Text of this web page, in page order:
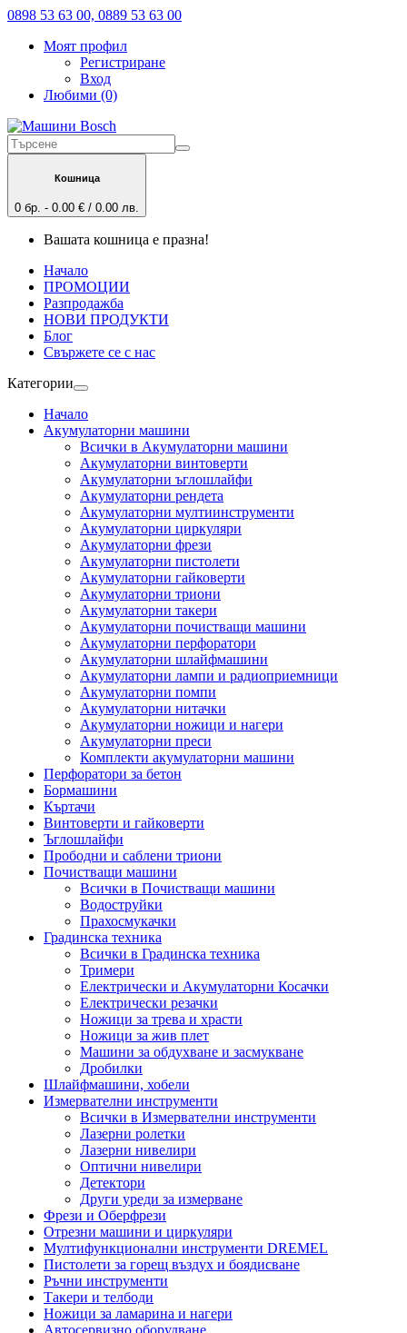
0898 53 63 00, 0889 53 63 00
Моят профил
Регистриране
Вход
Любими (0)
Кошница
0 бр. - 0.00 € / 0.00 лв.
Вашата кошница е празна!
Начало
ПРОМОЦИИ
Разпродажба
НОВИ ПРОДУКТИ
Блог
Свържете се с нас
Категории
Начало
Акумулаторни машини
Всички в Акумулаторни машини
Акумулаторни винтоверти
Акумулаторни ъглошлайфи
Акумулаторни рендета
Акумулаторни мултиинструменти
Акумулаторни циркуляри
Акумулаторни фрези
Акумулаторни пистолети
Акумулаторни гайковерти
Акумулаторни триони
Акумулаторни такери
Акумулаторни почистващи машини
Акумулаторни перфоратори
Акумулаторни шлайфмашини
Акумулаторни лампи и радиоприемници
Акумулаторни помпи
Акумулаторни нитачки
Акумулаторни ножици и нагери
Акумулаторни преси
Комплекти акумулаторни машини
Перфоратори за бетон
Бормашини
Къртачи
Винтоверти и гайковерти
Ъглошлайфи
Прободни и саблени триони
Почистващи машини
Всички в Почистващи машини
Водоструйки
Прахосмукачки
Градинска техника
Всички в Градинска техника
Тримери
Електрически и Акумулаторни Косачки
Електрически резачки
Ножици за трева и храсти
Ножици за жив плет
Машини за обдухване и засмукване
Дробилки
Шлайфмашини, хобели
Измервателни инструменти
Всички в Измервателни инструменти
Лазерни ролетки
Лазерни нивелири
Оптични нивелири
Детектори
Други уреди за измерване
Фрези и Оберфрези
Отрезни машини и циркуляри
Мултифункционални инструменти DREMEL
Пистолети за горещ въздух и боядисване
Ръчни инструменти
Такери и телбоди
Ножици за ламарина и нагери
Автосервизно оборудване